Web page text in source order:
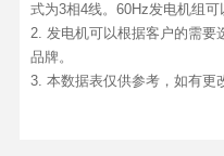
式为3相4线。60Hz发电机组可
2. 发电机可以根据客户的需要
品牌。
3. 本数据表仅供参考，如有更